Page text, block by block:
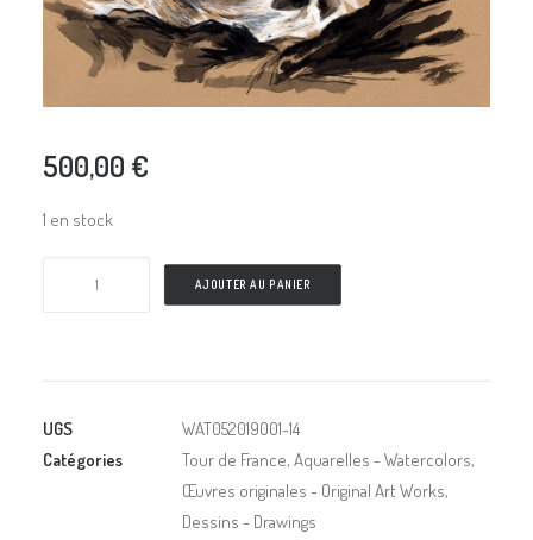
500,00 €
1 en stock
AJOUTER AU PANIER
UGS
WAT052019001-14
Catégories
Tour de France, Aquarelles - Watercolors,
Œuvres originales - Original Art Works,
Dessins - Drawings